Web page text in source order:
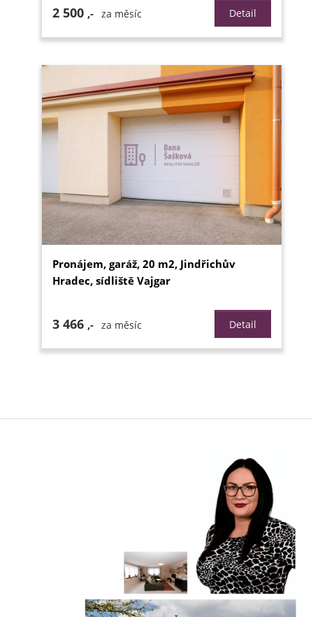
2 500 ,- za měsíc Detail
Pronájem, garáž, 20 m2, Jindřichův
Hradec, sídliště Vajgar
3 466 ,- za měsíc Detail